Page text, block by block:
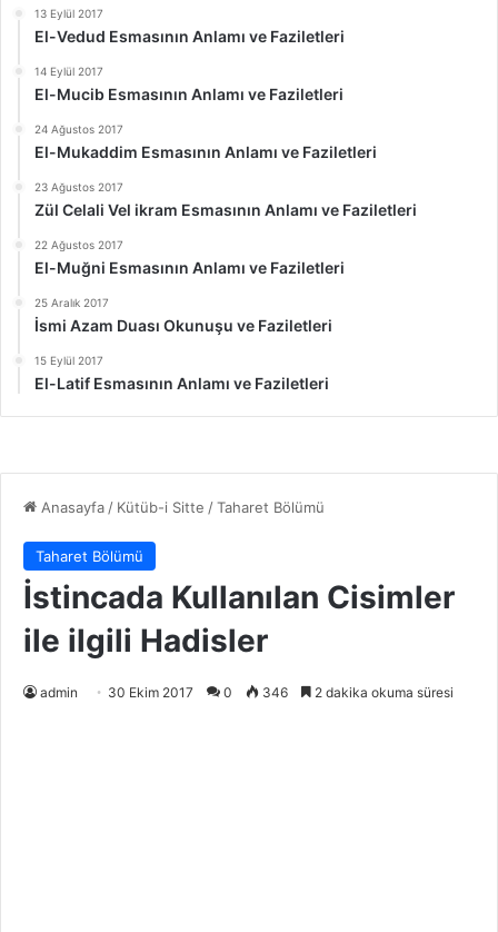
13 Eylül 2017
El-Vedud Esmasının Anlamı ve Faziletleri
14 Eylül 2017
El-Mucib Esmasının Anlamı ve Faziletleri
24 Ağustos 2017
El-Mukaddim Esmasının Anlamı ve Faziletleri
23 Ağustos 2017
Zül Celali Vel ikram Esmasının Anlamı ve Faziletleri
22 Ağustos 2017
El-Muğni Esmasının Anlamı ve Faziletleri
25 Aralık 2017
İsmi Azam Duası Okunuşu ve Faziletleri
15 Eylül 2017
El-Latif Esmasının Anlamı ve Faziletleri